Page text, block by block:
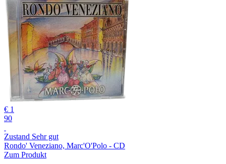
€ 1
90
Zustand Sehr gut
Rondo' Veneziano, Marc'O'Polo - CD
Zum Produkt